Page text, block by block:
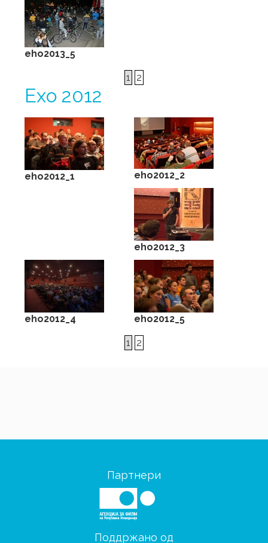
eho2013_5
1 2
Ехо 2012
eho2012_1 eho2012_2
eho2012_3
eho2012_4 eho2012_5
1 2
Партнери
Поддржано од